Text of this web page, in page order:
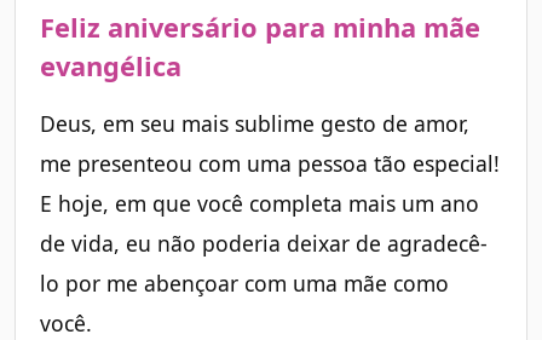
Feliz aniversário para minha mãe
evangélica
Deus, em seu mais sublime gesto de amor,
me presenteou com uma pessoa tão especial!
E hoje, em que você completa mais um ano
de vida, eu não poderia deixar de agradecê-
lo por me abençoar com uma mãe como
você.